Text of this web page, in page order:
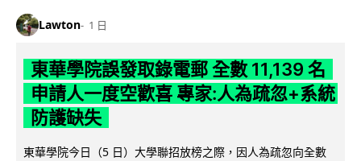
Lawton 1 日
東華學院誤發取錄電郵 全數 11,139 名
申請人一度空歡喜 專家:人為疏忽+系統
防護缺失
東華學院今日（5 日）大學聯招放榜之際，因人為疏忽向全數